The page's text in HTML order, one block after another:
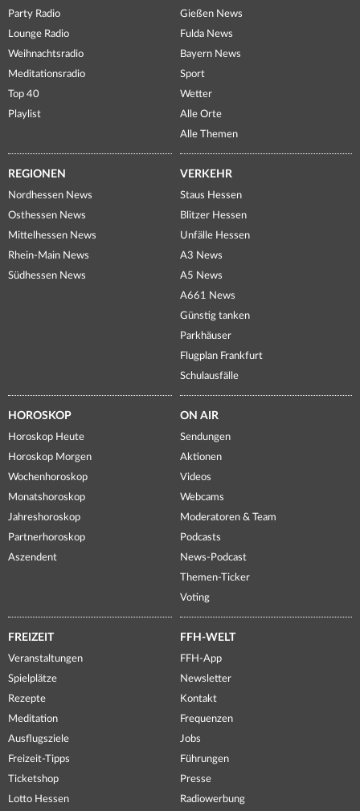
Party Radio
Lounge Radio
Weihnachtsradio
Meditationsradio
Top 40
Playlist
Gießen News
Fulda News
Bayern News
Sport
Wetter
Alle Orte
Alle Themen
REGIONEN
Nordhessen News
Osthessen News
Mittelhessen News
Rhein-Main News
Südhessen News
VERKEHR
Staus Hessen
Blitzer Hessen
Unfälle Hessen
A3 News
A5 News
A661 News
Günstig tanken
Parkhäuser
Flugplan Frankfurt
Schulausfälle
HOROSKOP
Horoskop Heute
Horoskop Morgen
Wochenhoroskop
Monatshoroskop
Jahreshoroskop
Partnerhoroskop
Aszendent
ON AIR
Sendungen
Aktionen
Videos
Webcams
Moderatoren & Team
Podcasts
News-Podcast
Themen-Ticker
Voting
FREIZEIT
Veranstaltungen
Spielplätze
Rezepte
Meditation
Ausflugsziele
Freizeit-Tipps
Ticketshop
Lotto Hessen
FFH-WELT
FFH-App
Newsletter
Kontakt
Frequenzen
Jobs
Führungen
Presse
Radiowerbung